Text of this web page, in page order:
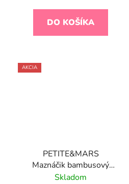
DO KOŠÍKA
AKCIA
PETITE&MARS
Maznáčik bambusový
mušelínový Hugo Misty
Skladom